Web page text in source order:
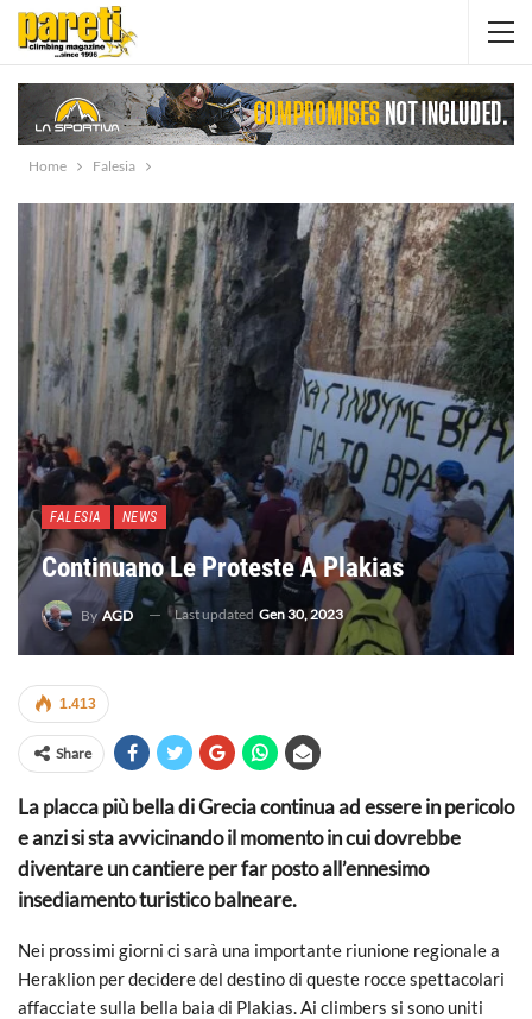
Home Falesia
FALESIA NEWS
Continuano Le Proteste A Plakias
ByAGD Last updated Gen 30, 2023
1.413
Share
La placca più bella di Grecia continua ad essere in pericolo
e anzi si sta avvicinando il momento in cui dovrebbe
diventare un cantiere per far posto all’ennesimo
insediamento turistico balneare.
Nei prossimi giorni ci sarà una importante riunione regionale a
Heraklion per decidere del destino di queste rocce spettacolari
affacciate sulla bella baia di Plakias. Ai climbers si sono uniti